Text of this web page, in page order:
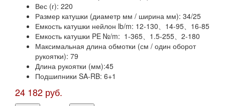
Вес (г): 220
Размер катушки (диаметр мм / ширина мм): 34/25
Емкость катушки нейлон lb/m: 12-130、14-95、16-85
Емкость катушки PE №/m: 1-365、1.5-255、2-180
Максимальная длина обмотки (см / один оборот
рукоятки): 79
Длина рукоятки (мм):45
Подшипники SA-RB: 6+1
24 182 руб.